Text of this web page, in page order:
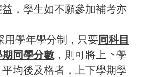
，學生如不願參加補考亦
用學年學分制，只要同科目
同學分數 ，則可將上下學
均後及格者，上下學期學